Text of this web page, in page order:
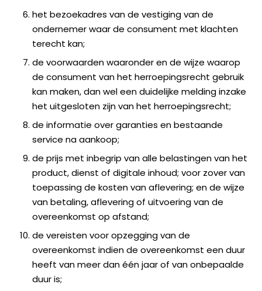
het bezoekadres van de vestiging van de
ondernemer waar de consument met klachten
terecht kan;
de voorwaarden waaronder en de wijze waarop
de consument van het herroepingsrecht gebruik
kan maken, dan wel een duidelijke melding inzake
het uitgesloten zijn van het herroepingsrecht;
de informatie over garanties en bestaande
service na aankoop;
de prijs met inbegrip van alle belastingen van het
product, dienst of digitale inhoud; voor zover van
toepassing de kosten van aflevering; en de wijze
van betaling, aflevering of uitvoering van de
overeenkomst op afstand;
de vereisten voor opzegging van de
overeenkomst indien de overeenkomst een duur
heeft van meer dan één jaar of van onbepaalde
duur is;